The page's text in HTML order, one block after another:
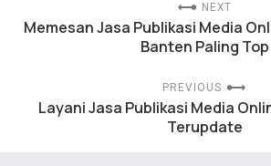
NEXT
Memesan Jasa Publikasi Media
Banten Paling Top
PREVIOUS
Layani Jasa Publikasi Media
Terupdate